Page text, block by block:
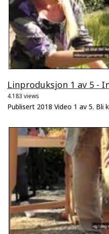
Linproduksjon 1 av 5 -
4.183 views
Publisert 2018 Video 1 av 5. Bli